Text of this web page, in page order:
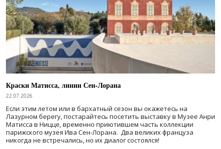
Краски Матисса, линии Сен-Лорана
22.07.2026
Если этим летом или в бархатный сезон вы окажетесь на
Лазурном берегу, постарайтесь посетить выставку в Музее Анри
Матисса в Ницце, временно приютившем часть коллекции
парижского музея Ива Сен-Лорана. Два великих француза
никогда не встречались, но их диалог состоялся!